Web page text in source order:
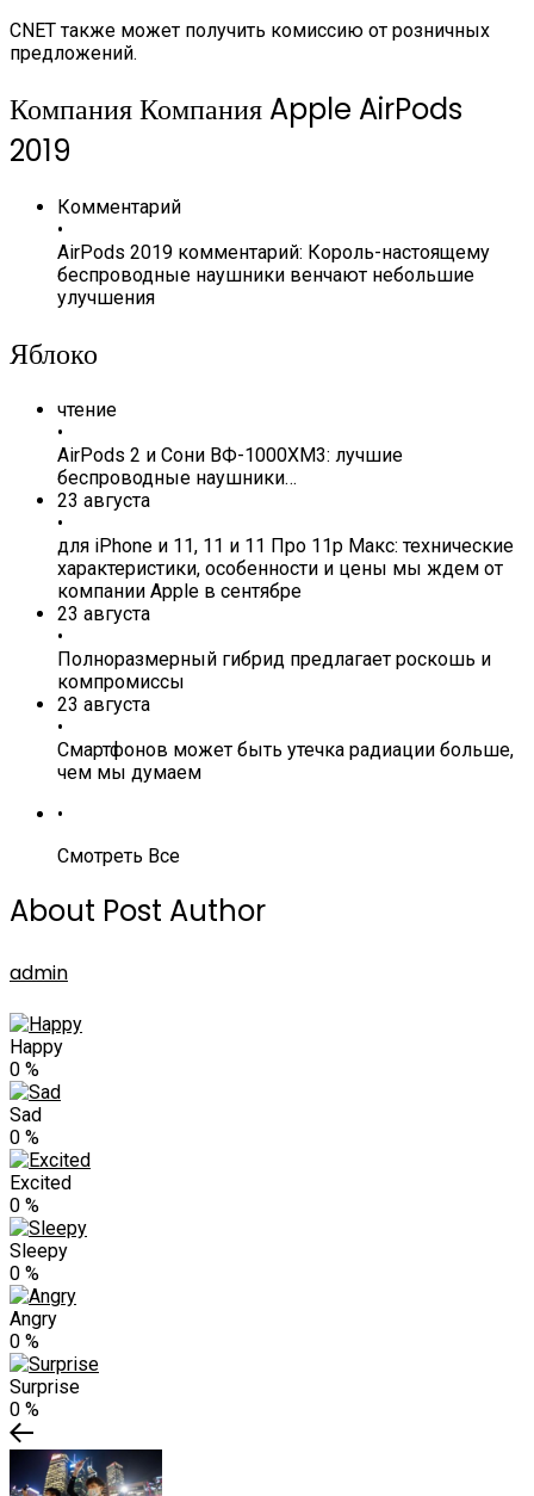
CNET также может получить комиссию от розничных
предложений.
Компания Компания Apple AirPods
2019
Комментарий
•
AirPods 2019 комментарий: Король-настоящему
беспроводные наушники венчают небольшие
улучшения
Яблоко
чтение
•
AirPods 2 и Сони ВФ-1000XM3: лучшие
беспроводные наушники…
23 августа
•
для iPhone и 11, 11 и 11 Про 11р Макс: технические
характеристики, особенности и цены мы ждем от
компании Apple в сентябре
23 августа
•
Полноразмерный гибрид предлагает роскошь и
компромиссы
23 августа
•
Смартфонов может быть утечка радиации больше,
чем мы думаем
•
Смотреть Все
About Post Author
admin
Happy
0 %
Sad
0 %
Excited
0 %
Sleepy
0 %
Angry
0 %
Surprise
0 %